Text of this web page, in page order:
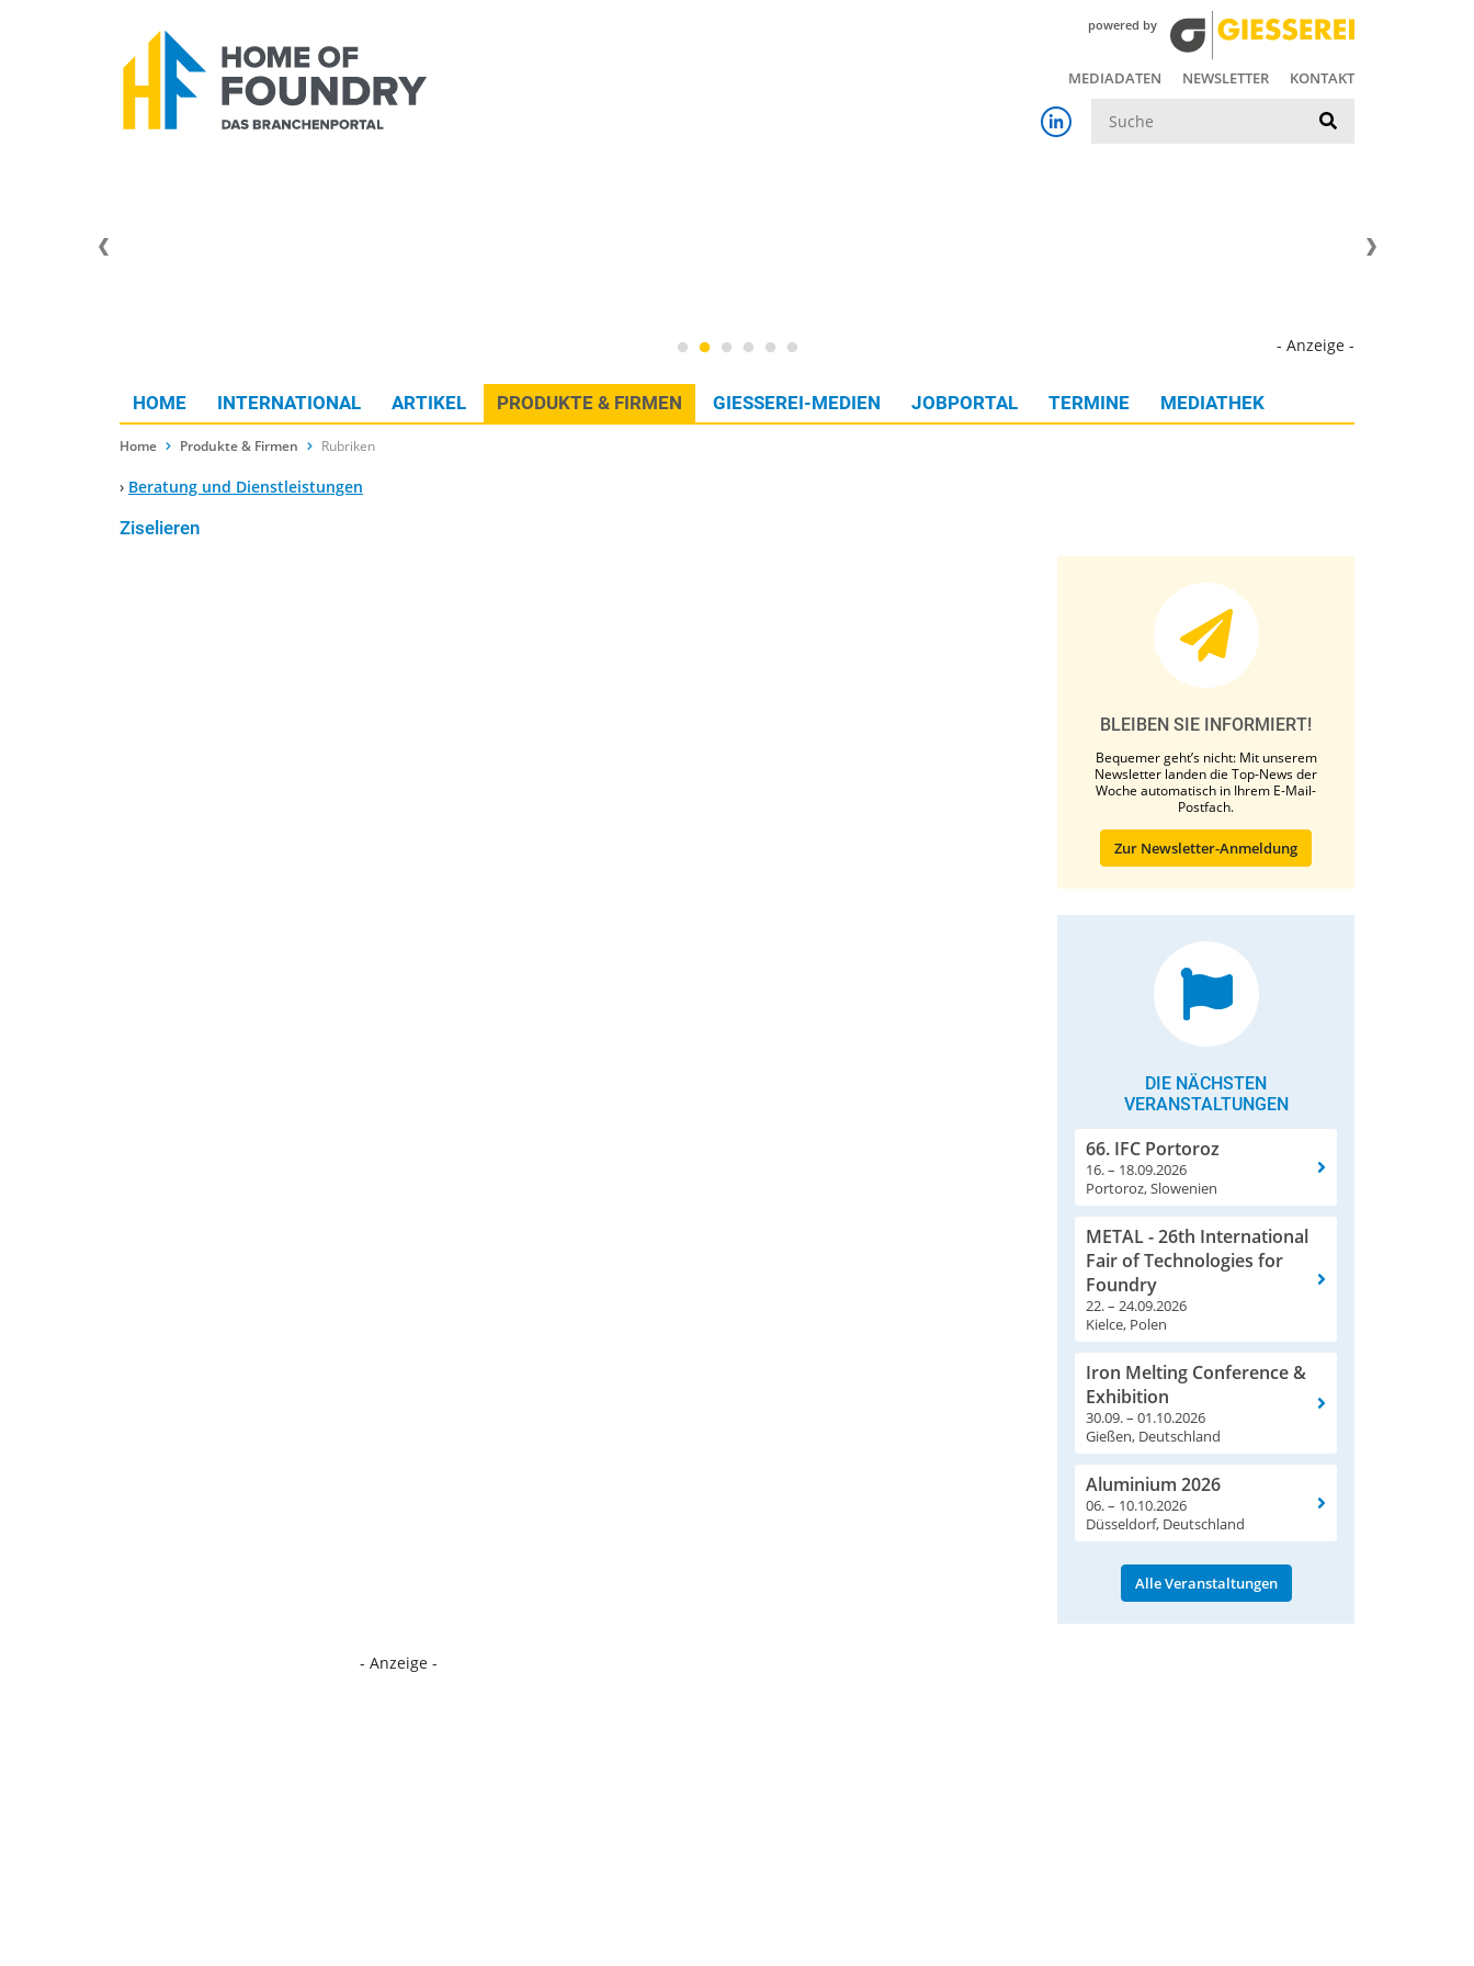
powered by
MEDIADATEN NEWSLETTER KONTAKT
- Anzeige -
HOME INTERNATIONAL ARTIKEL PRODUKTE & FIRMEN GIESSEREI-MEDIEN JOBPORTAL TERMINE MEDIATHEK
Home Produkte & Firmen Rubriken
› Beratung und Dienstleistungen
Ziselieren
BLEIBEN SIE INFORMIERT!
Bequemer geht’s nicht: Mit unserem
Newsletter landen die Top-News der
Woche automatisch in Ihrem E-Mail-
Postfach.
Zur Newsletter-Anmeldung
DIE NÄCHSTEN
VERANSTALTUNGEN
66. IFC Portoroz
16. – 18.09.2026
Portoroz, Slowenien
METAL - 26th International
Fair of Technologies for
Foundry
22. – 24.09.2026
Kielce, Polen
Iron Melting Conference &
Exhibition
30.09. – 01.10.2026
Gießen, Deutschland
Aluminium 2026
06. – 10.10.2026
Düsseldorf, Deutschland
Alle Veranstaltungen
- Anzeige -